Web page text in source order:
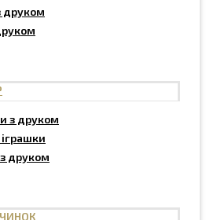
друком
з друком
іграшки
друком